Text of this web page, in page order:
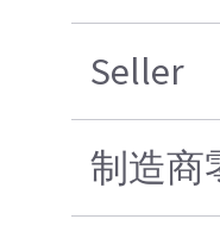
Seller
制造商